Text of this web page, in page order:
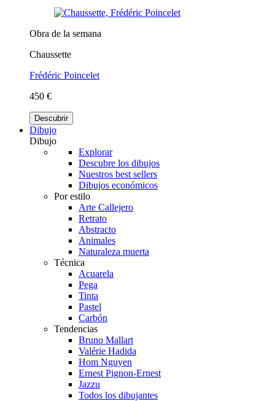
Obra de la semana
Chaussette
Frédéric Poincelet
450 €
Descubrir
Dibujo
Dibujo
Explorar
Descubre los dibujos
Nuestros best sellers
Dibujos económicos
Por estilo
Arte Callejero
Retrato
Abstracto
Animales
Naturaleza muerta
Técnica
Acuarela
Pega
Tinta
Pastel
Carbón
Tendencias
Bruno Mallart
Valérie Hadida
Hom Nguyen
Ernest Pignon-Ernest
Jazzu
Todos los dibujantes